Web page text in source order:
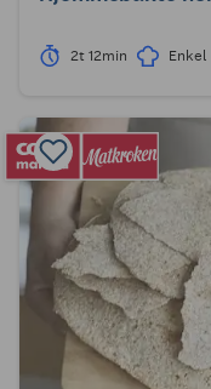
2t 12min Enkel